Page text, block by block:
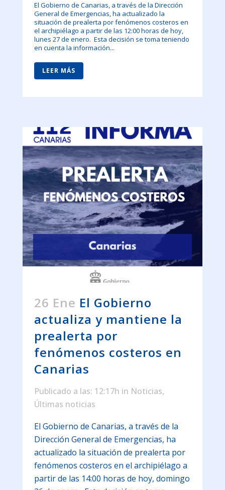
El Gobierno de Canarias, a través de la Dirección
General de Emergencias, ha actualizado la
situación de prealerta por fenómenos costeros en
el archipiélago a partir de las 12:00 horas de hoy,
lunes 27 de enero. Esta decisión se toma teniendo
en cuenta la información...
LEER MÁS
26 Ene El Gobierno
actualiza y mantiene la
prealerta por
fenómenos costeros en
Canarias
Publicado a las: 12:17h in Noticias,
Últimas noticias
El Gobierno de Canarias, a través de la
Dirección General de Emergencias, ha
actualizado la situación de prealerta por
fenómenos costeros en el archipiélago a
partir de las 14:00 horas de hoy, domingo